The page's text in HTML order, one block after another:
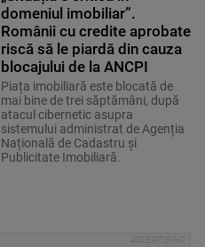
domeniul imobiliar”.
Românii cu credite aprobate
riscă să le piardă din cauza
blocajului de la ANCPI
Piața imobiliară este blocată de
mai bine de trei săptămâni, după
atacul cibernetic asupra
sistemului administrat de Agenția
Națională de Cadastru și
Publicitate Imobiliară.